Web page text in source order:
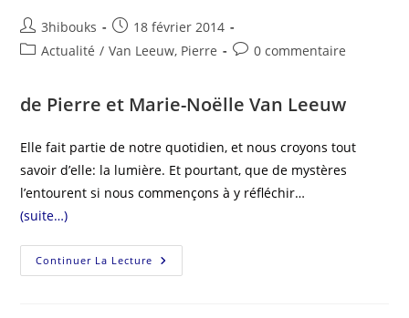
3hibouks
18 février 2014
Actualité / Van Leeuw, Pierre 0 commentaire
de Pierre et Marie-Noëlle Van Leeuw
Elle fait partie de notre quotidien, et nous croyons tout
savoir d’elle: la lumière. Et pourtant, que de mystères
l’entourent si nous commençons à y réfléchir…
(suite…)
Continuer La Lecture